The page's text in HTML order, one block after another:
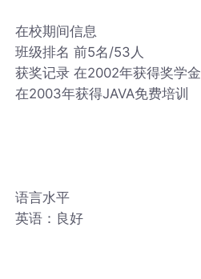
在校期间信息
班级排名 前5名/53人
获奖记录 在2002年获得奖学金
在2003年获得JAVA免费培训
语言水平
英语：良好